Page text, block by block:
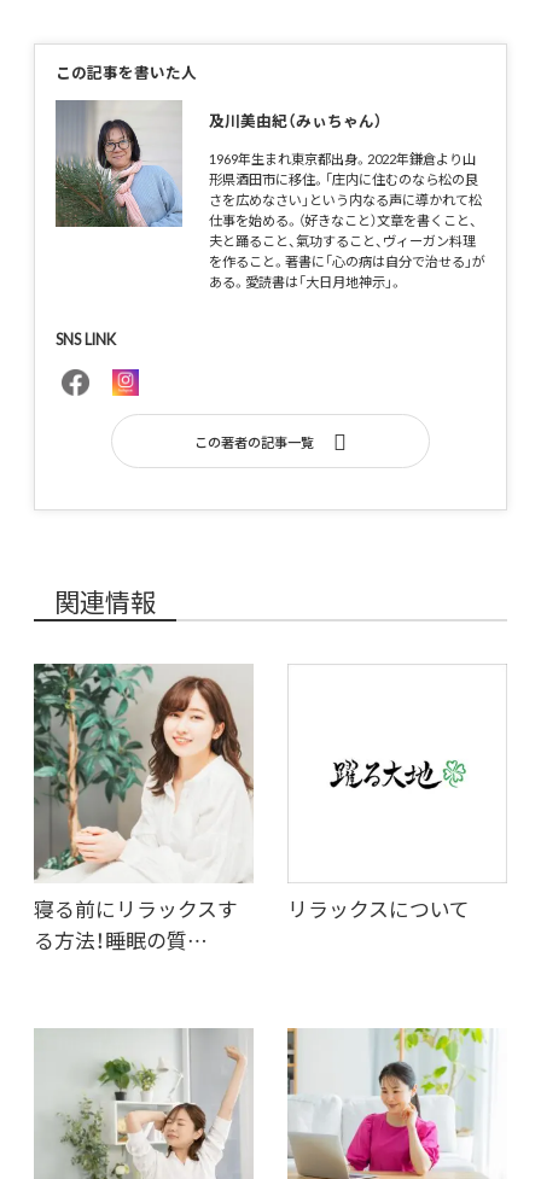
この記事を書いた人
及川美由紀（みぃちゃん）
1969年生まれ東京都出身。2022年鎌倉より山
形県酒田市に移住。「庄内に住むのなら松の良
さを広めなさい」という内なる声に導かれて松
仕事を始める。（好きなこと）文章を書くこと、
夫と踊ること、氣功すること、ヴィーガン料理
を作ること。著書に「心の病は自分で治せる」が
ある。愛読書は「大日月地神示」。
SNS LINK
この著者の記事一覧
関連情報
寝る前にリラックスす
る方法！睡眠の質…
リラックスについて